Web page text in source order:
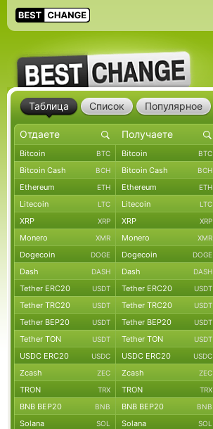
Таблица Список Популярное
Bitcoin BTC Bitcoin BTC
Bitcoin Cash BCH Bitcoin Cash BCH
Ethereum ETH Ethereum ETH
Litecoin LTC Litecoin LTC
XRP XRP XRP XRP
Monero XMR Monero XMR
Dogecoin DOGE Dogecoin DOGE
Dash DASH Dash DASH
Tether ERC20 USDT Tether ERC20 USDT
Tether TRC20 USDT Tether TRC20 USDT
Tether BEP20 USDT Tether BEP20 USDT
Tether TON USDT Tether TON USDT
USDC ERC20 USDC USDC ERC20 USDC
Zcash ZEC Zcash ZEC
TRON TRX TRON TRX
BNB BEP20 BNB BNB BEP20 BNB
Solana SOL Solana SOL